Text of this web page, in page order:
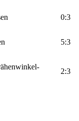
0:3
5:3
2:3